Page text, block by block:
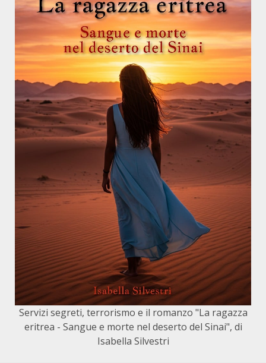
Servizi segreti, terrorismo e il romanzo "La ragazza
eritrea - Sangue e morte nel deserto del Sinai", di
Isabella Silvestri